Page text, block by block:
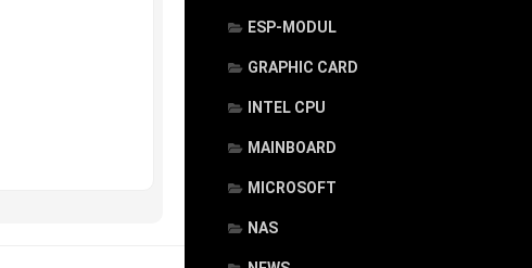
ESP-MODUL
GRAPHIC CARD
INTEL CPU
MAINBOARD
MICROSOFT
NAS